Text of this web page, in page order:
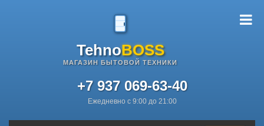
TehnoBOSS
МАГАЗИН БЫТОВОЙ ТЕХНИКИ
+7 937 069-63-40
Ежедневно с 9:00 до 21:00